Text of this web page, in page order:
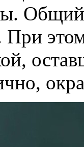
Общий
При